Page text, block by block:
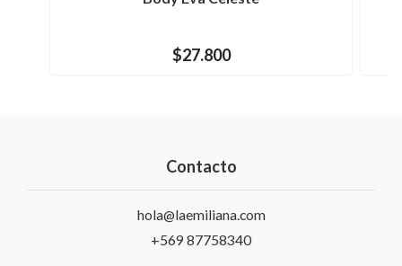
$27.800
Contacto
hola@laemiliana.com
+569 87758340